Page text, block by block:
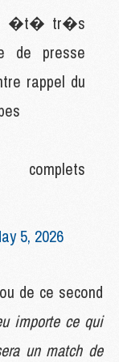
�t� tr�s
de presse
rappel du
5, 2026
de ce second
importe ce qui
un match de